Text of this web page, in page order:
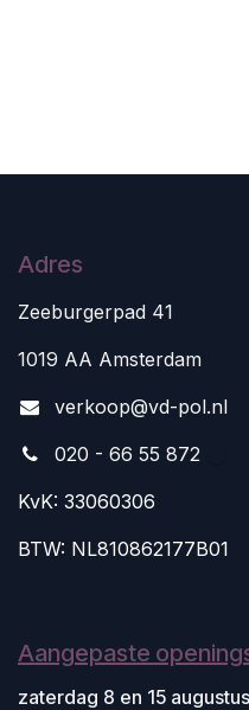
Adres
Zeeburgerpad 41
1019 AA Amsterdam
verkoop@vd-pol.nl
020 - 66 55 872
KvK: 33060306
BTW: NL810862177B01
Aangepaste
zaterdag 8 en 15